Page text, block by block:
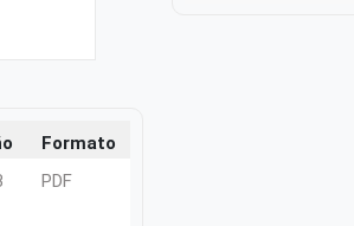
Formato
PDF